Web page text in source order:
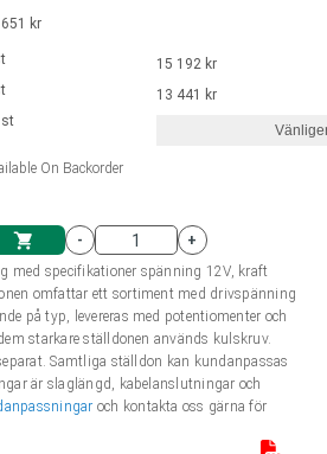
DC motorer
kr
st
On Backorder
15 192 kr
13 441 kr
-
+
med specifikationer spänning 12V, kraft
omfattar ett sortiment med drivspänning
på typ, levereras med potentiomenter och
starkare ställdonen används kulskruv.
Samtliga ställdon kan kundanpassas
är slaglängd, kabelanslutningar och
och kontakta oss gärna för